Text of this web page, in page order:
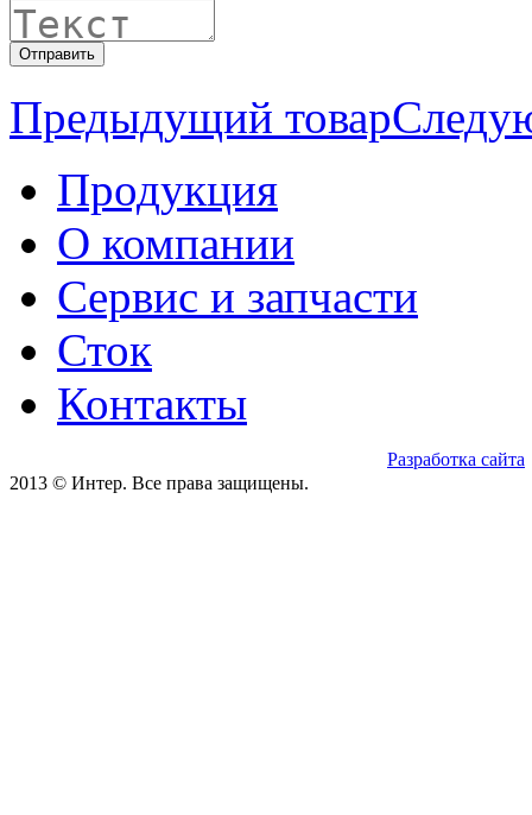
Предыдущий товар
Продукция
О компании
Сервис и запчасти
Сток
Контакты
2013 © Интер. Все права защищены.
Разработка сайта